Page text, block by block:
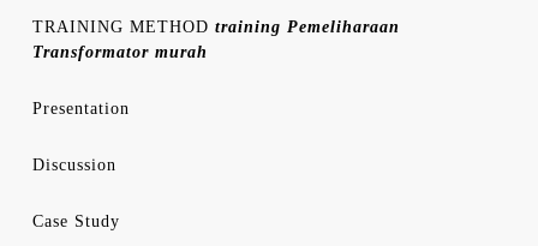
TRAINING METHOD training Pemeliharaan
Transformator murah
Presentation
Discussion
Case Study